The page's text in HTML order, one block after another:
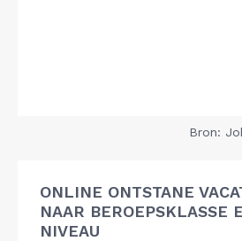
Bron:
ONLINE ONTSTANE
NAAR BEROEPSKLASSE
NIVEAU